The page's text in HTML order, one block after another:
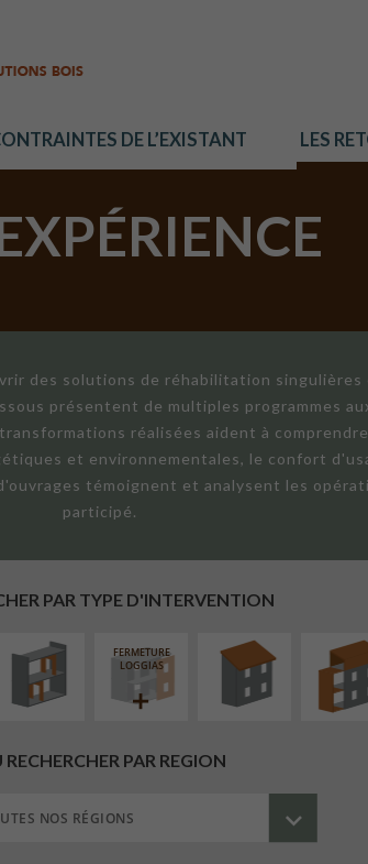
DE L’EXISTANT LES
des solutions de réhabilitation singulières
présentent de multiples programmes
réalisées aident à
et environnementales, le confort
témoignent et analysent les
participé.
PAR TYPE D'INTERVENTION
FERMETURE
LOGGIAS
RECHERCHER PAR REGION